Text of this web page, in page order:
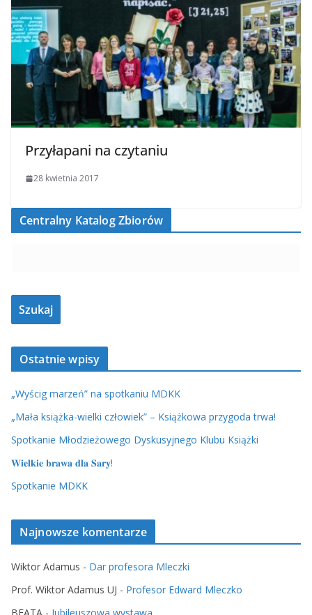
Przyłapani na czytaniu
28 kwietnia 2017
Centralny Katalog Zbiorów
Ostatnie wpisy
„Wyścig marzeń” na spotkaniu MDKK
„Mała książka-wielki człowiek” – Książkowa przygoda trwa!
Spotkanie Młodzieżowego Dyskusyjnego Klubu Książki
𝐖𝐢𝐞𝐥𝐤𝐢𝐞 𝐛𝐫𝐚𝐰𝐚 𝐝𝐥𝐚 𝐒𝐚𝐫𝐲!
Spotkanie MDKK
Najnowsze komentarze
Wiktor Adamus - Dar profesora Mleczki
Prof. Wiktor Adamus UJ - Profesor Edward Mleczko